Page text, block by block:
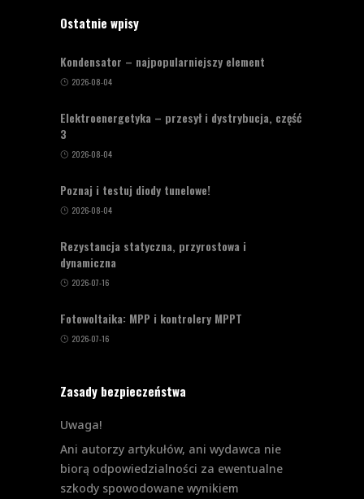
Ostatnie wpisy
Kondensator – najpopularniejszy element
2026-08-04
Elektroenergetyka – przesył i dystrybucja, część
3
2026-08-04
Poznaj i testuj diody tunelowe!
2026-08-04
Rezystancja statyczna, przyrostowa i
dynamiczna
2026-07-16
Fotowoltaika: MPP i kontrolery MPPT
2026-07-16
Zasady bezpieczeństwa
Uwaga!
Ani autorzy artykułów, ani wydawca nie
biorą odpowiedzialności za ewentualne
szkody spowodowane wynikiem